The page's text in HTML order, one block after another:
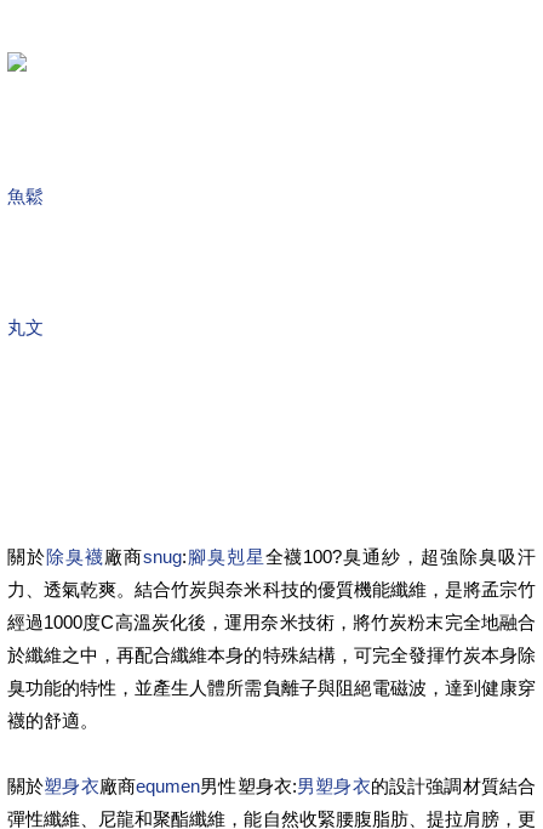
魚鬆
丸文
關於除臭襪廠商snug:腳臭剋星全襪100?臭通紗，超強除臭吸汗
力、透氣乾爽。結合竹炭與奈米科技的優質機能纖維，是將孟宗竹
經過1000度C高溫炭化後，運用奈米技術，將竹炭粉末完全地融合
於纖維之中，再配合纖維本身的特殊結構，可完全發揮竹炭本身除
臭功能的特性，並產生人體所需負離子與阻絕電磁波，達到健康穿
襪的舒適。
關於塑身衣廠商equmen男性塑身衣:男塑身衣的設計強調材質結合
彈性纖維、尼龍和聚酯纖維，能自然收緊腰腹脂肪、提拉肩膀，更